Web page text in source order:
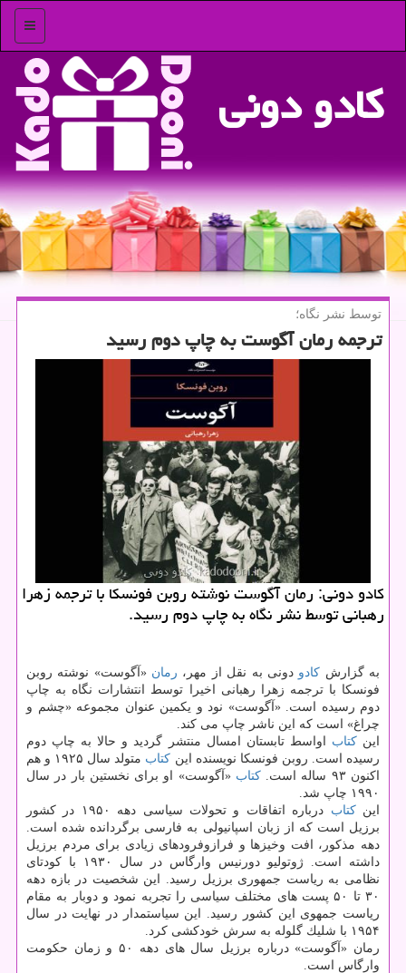
منو
كادو دونی
توسط نشر نگاه؛
ترجمه رمان آگوست به چاپ دوم رسید
كادو دونی: رمان آگوست نوشته روبن فونسكا با ترجمه زهرا
رهبانی توسط نشر نگاه به چاپ دوم رسید.
به گزارش كادو دونی به نقل از مهر، رمان «آگوست» نوشته روبن
فونسكا با ترجمه زهرا رهبانی اخیرا توسط انتشارات نگاه به چاپ
دوم رسیده است. «آگوست» نود و یكمین عنوان مجموعه «چشم و
چراغ» است كه این ناشر چاپ می كند.
اینكتاب اواسط تابستان امسال منتشر گردید و حالا به چاپ دوم
رسیده است. روبن فونسكا نویسنده این كتاب
متولد سال ۱۹۲۵ و هم
اكنون ۹۳ ساله است.
كتاب «آگوست» او برای نخستین بار در سال
۱۹۹۰ چاپ شد.
اینكتاب
درباره اتفاقات و تحولات سیاسی دهه ۱۹۵۰ در كشور
برزیل است كه از زبان اسپانیولی به فارسی برگردانده شده است.
دهه مذكور، افت وخیزها و فرازوفرودهای زیادی برای مردم برزیل
داشته است. ژوتولیو دورنیس وارگاس در سال ۱۹۳۰ با كودتای
نظامی به ریاست جمهوری برزیل رسید. این شخصیت در بازه دهه
۳۰ تا ۵۰ پست های مختلف سیاسی را تجربه نمود و دوبار به مقام
ریاست جمهوی این كشور رسید. این سیاستمدار در نهایت در سال
۱۹۵۴ با شلیك گلوله به سرش خودكشی كرد.
رمان «آگوست» درباره برزیل سال های دهه ۵۰ و زمان حكومت
وارگاس است.